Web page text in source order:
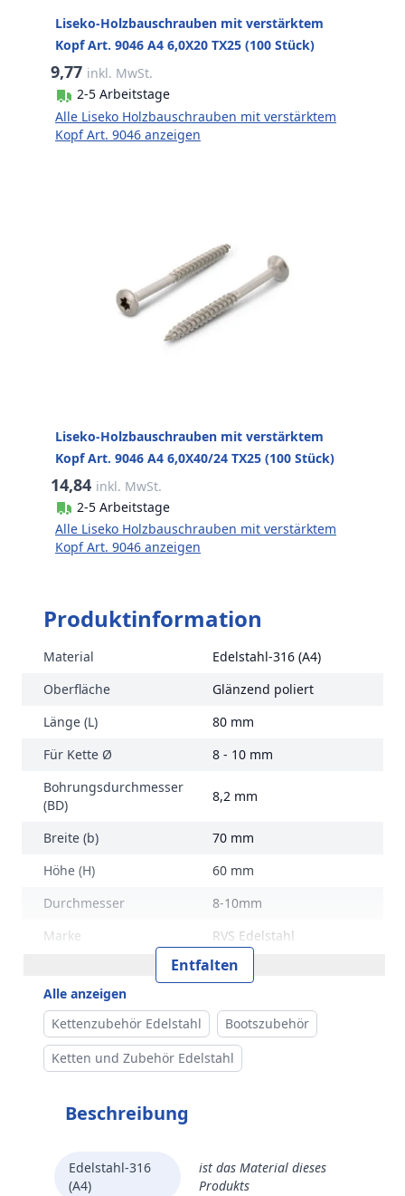
Liseko-Holzbauschrauben mit verstärktem
Kopf Art. 9046 A4 6,0X20 TX25 (100 Stück)
9,77 inkl. MwSt.
2-5 Arbeitstage
Alle Liseko Holzbauschrauben mit verstärktem
Kopf Art. 9046 anzeigen
Liseko-Holzbauschrauben mit verstärktem
Kopf Art. 9046 A4 6,0X40/24 TX25 (100 Stück)
14,84 inkl. MwSt.
2-5 Arbeitstage
Alle Liseko Holzbauschrauben mit verstärktem
Kopf Art. 9046 anzeigen
Produktinformation
Material
Edelstahl-316 (A4)
Oberfläche
Glänzend poliert
Länge (L)
80 mm
Für Kette Ø
8 - 10 mm
Bohrungsdurchmesser
(BD)
8,2 mm
Breite (b)
70 mm
Höhe (H)
60 mm
Durchmesser
8-10mm
Marke
RVS Edelstahl
Entfalten
Alle anzeigen
Kettenzubehör Edelstahl
Bootszubehör
Ketten und Zubehör Edelstahl
Beschreibung
Edelstahl-316
(A4)
ist das Material dieses
Produkts